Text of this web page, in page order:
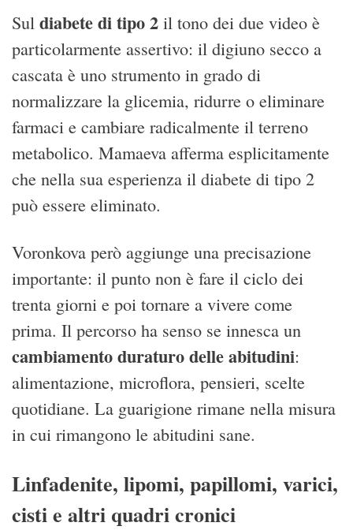
Sul diabete di tipo 2 il tono dei due video è
particolarmente assertivo: il digiuno secco a
cascata è uno strumento in grado di
normalizzare la glicemia, ridurre o eliminare
farmaci e cambiare radicalmente il terreno
metabolico. Mamaeva afferma esplicitamente
che nella sua esperienza il diabete di tipo 2
può essere eliminato.
Voronkova però aggiunge una precisazione
importante: il punto non è fare il ciclo dei
trenta giorni e poi tornare a vivere come
prima. Il percorso ha senso se innesca un
cambiamento duraturo delle abitudini:
alimentazione, microflora, pensieri, scelte
quotidiane. La guarigione rimane nella misura
in cui rimangono le abitudini sane.
Linfadenite, lipomi, papillomi, varici,
cisti e altri quadri cronici